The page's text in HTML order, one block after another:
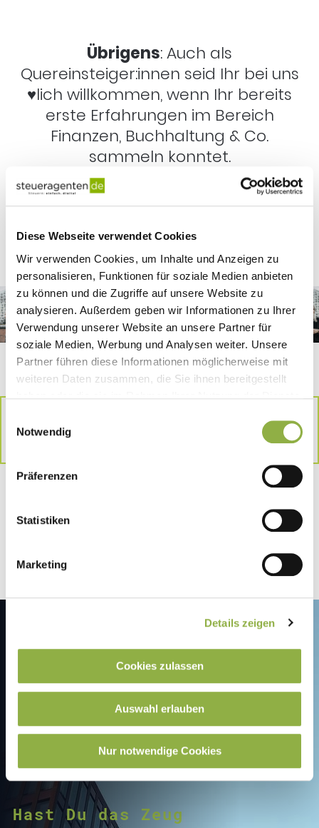
Diese Webseite verwendet Cookies
Wir verwenden Cookies, um Inhalte und Anzeigen zu
personalisieren, Funktionen für soziale Medien anbieten
zu können und die Zugriffe auf unsere Website zu
analysieren. Außerdem geben wir Informationen zu Ihrer
Verwendung unserer Website an unsere Partner für
soziale Medien, Werbung und Analysen weiter. Unsere
Partner führen diese Informationen möglicherweise mit
weiteren Daten zusammen, die Sie ihnen bereitgestellt
Notwendig
Präferenzen
Statistiken
Marketing
Details zeigen
Cookies zulassen
Auswahl erlauben
Nur notwendige Cookies
Übrigens: Auch als
Quereinsteiger:innen seid Ihr bei uns
♥️lich willkommen, wenn Ihr bereits
erste Erfahrungen im Bereich
Finanzen, Buchhaltung & Co.
sammeln konntet.
Bewerbungsformular
Steueragent:innen von ihrer Zeit bei
Hast Du das Zeug